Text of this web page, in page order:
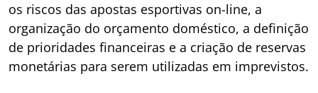
os riscos das apostas esportivas on-line, a
organização do orçamento doméstico, a definição
de prioridades financeiras e a criação de reservas
monetárias para serem utilizadas em imprevistos.